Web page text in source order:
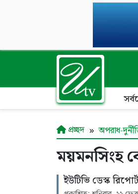
প্রচ্ছদ অপরাধ-
ময়মনসিংহ
ইউটিভি ডেস্ক